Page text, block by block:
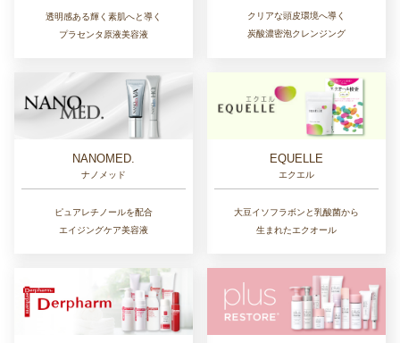
透明感ある輝く素肌へと導く
プラセンタ原液美容液
クリアな頭皮環境へ導く
炭酸濃密泡クレンジング
NANOMED.
ナノメッド
ピュアレチノールを配合
エイジングケア美容液
EQUELLE
エクエル
大豆イソフラボンと乳酸菌から
生まれたエクオール